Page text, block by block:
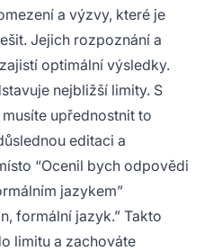
a výzvy, které je
Jejich rozpoznání a
optimální výsledky.
nejbližší limity. S
upřednostnit to
editaci a
“Ocenil bych odpovědi
jazykem”
formální jazyk.” Takto
limitu a zachováte